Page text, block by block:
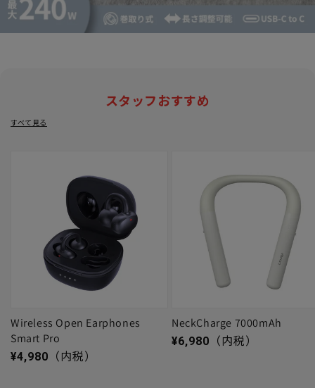
スタッフおすすめ
すべて見る
Wireless Open Earphones
Smart Pro
通常価格
¥4,980 （内税）
NeckCharge 7000mAh
通常価格
¥6,980 （内税）